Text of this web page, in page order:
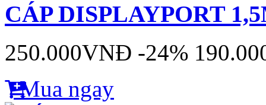
CÁP DISPLAYPORT
250.000VNĐ -24%
Mua ngay